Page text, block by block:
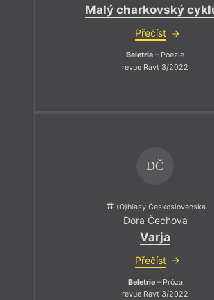
Malý charkovský
Přečíst
Beletrie – Poezie
revue Ravt 3/2022
DČ
(O)hlasy Československa
Dora Čechova
Varja
Přečíst
Beletrie– Próza
revue Ravt 3/2022